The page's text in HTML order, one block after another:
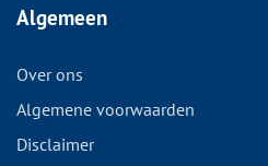
Algemeen
Over ons
Algemene voorwaarden
Disclaimer